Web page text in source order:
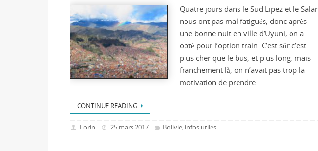
Quatre jours dans le Sud Lipez et le Salar
nous ont pas mal fatigués, donc après
une bonne nuit en ville d’Uyuni, on a
opté pour l’option train. C’est sûr c’est
plus cher que le bus, et plus long, mais
franchement là, on n’avait pas trop la
motivation de prendre …
CONTINUE READING
Lorin 25 mars 2017 Bolivie, infos utiles